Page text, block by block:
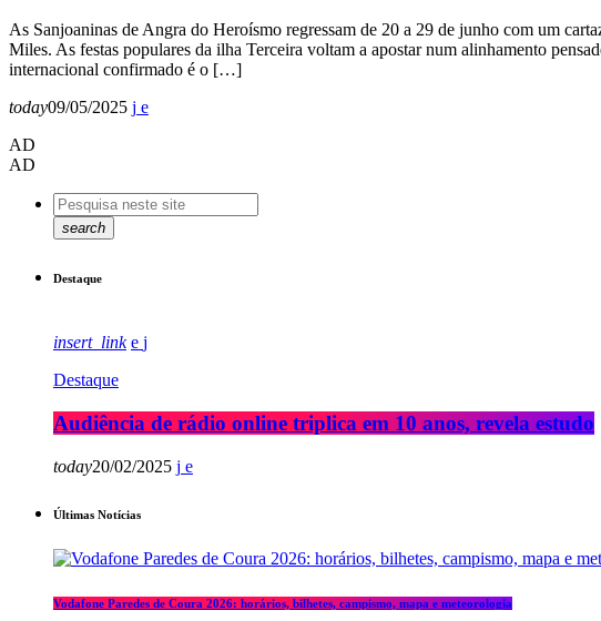
As Sanjoaninas de Angra do Heroísmo regressam de 20 a 29 de junho com um
Miles. As festas populares da ilha Terceira voltam a apostar num alinhamento
internacional confirmado é o […]
today09/05/2025
AD
AD
search
Destaque
insert_link
Destaque
Audiência de rádio online triplica em 10 anos, revela estudo
today20/02/2025
Últimas Notícias
Vodafone Paredes de Coura 2026: horários, bilhetes, campismo, mapa e meteorologia